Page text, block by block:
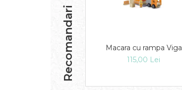
Recomandari
Macara cu rampa Viga
115,00 Lei